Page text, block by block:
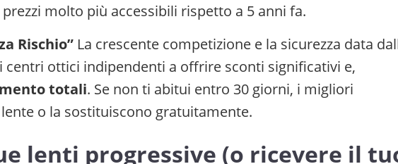
molto più accessibili rispetto a 5 anni fa.
Rischio” La crescente competizione e la sicurezza data
ottici indipendenti a offrire sconti significativi e,
totali. Se non ti abitui entro 30 giorni, i migliori
o la sostituiscono gratuitamente.
lenti progressive (o ricevere il